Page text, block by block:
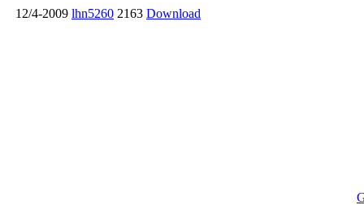
12/4-2009 lhn5260 2163 Download